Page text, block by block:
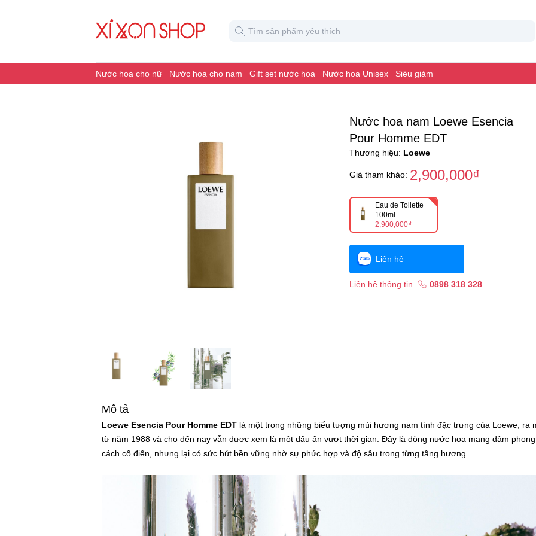
Nước hoa cho nữ Nước hoa cho nam Gift set nước hoa Nước hoa Unisex Siêu giảm
Nước hoa nam Loewe Esencia
Pour Homme EDT
Thương hiệu: Loewe
Giá tham khảo: 2,900,000₫
Eau de Toilette
100ml
2,900,000₫
Liên hệ
Liên hệ thông tin 0898 318 328
Mô tả
Loewe Esencia Pour Homme EDT là một trong những biểu tượng mùi hương nam tính đặc trưng của Loewe, ra
từ năm 1988 và cho đến nay vẫn được xem là một dấu ấn vượt thời gian. Đây là dòng nước hoa mang đậm phong
cách cổ điển, nhưng lại có sức hút bền vững nhờ sự phức hợp và độ sâu trong từng tầng hương.